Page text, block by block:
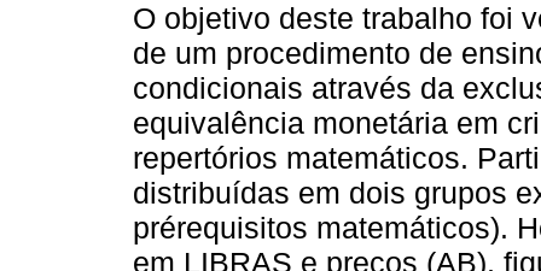
O objetivo deste trabalho foi
de um procedimento de
condicionais através da
equivalência monetária em
repertórios matemáticos.
distribuídas em dois grupos
prérequisitos matemáticos).
em LIBRAS e preços (AB),